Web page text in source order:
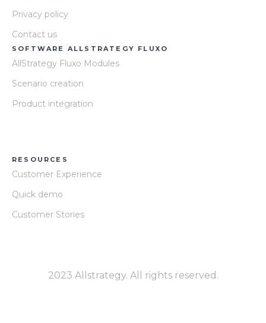
Privacy policy
Contact us
SOFTWARE ALLSTRATEGY FLUXO
AllStrategy Fluxo Modules
Scenario creation
Product integration
RESOURCES
Customer Experience
Quick demo
Customer Stories
2023 Allstrategy. All rights reserved.